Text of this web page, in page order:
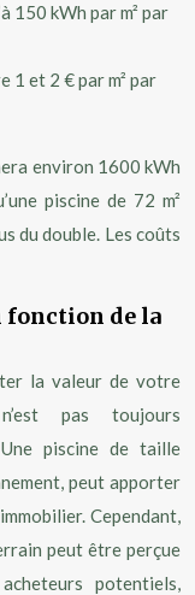
150 kWh par m² par
1 et 2 € par m² par
environ 1600 kWh
piscine de 72 m²
du double. Les coûts
fonction de la
la valeur de votre
pas toujours
piscine de taille
peut apporter
Cependant,
peut être perçue
potentiels,